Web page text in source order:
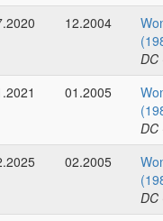
12.2004
DC
01.2005
DC
02.2005
DC